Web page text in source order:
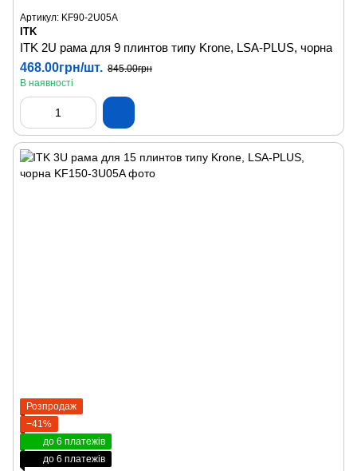
Артикул: KF90-2U05A
ITK
ITK 2U рама для 9 плинтов типу Krone, LSA-PLUS, чорна
468.00грн/шт. 845.00грн
В наявності
Розпродаж
−41%
до 6 платежів
до 6 платежів